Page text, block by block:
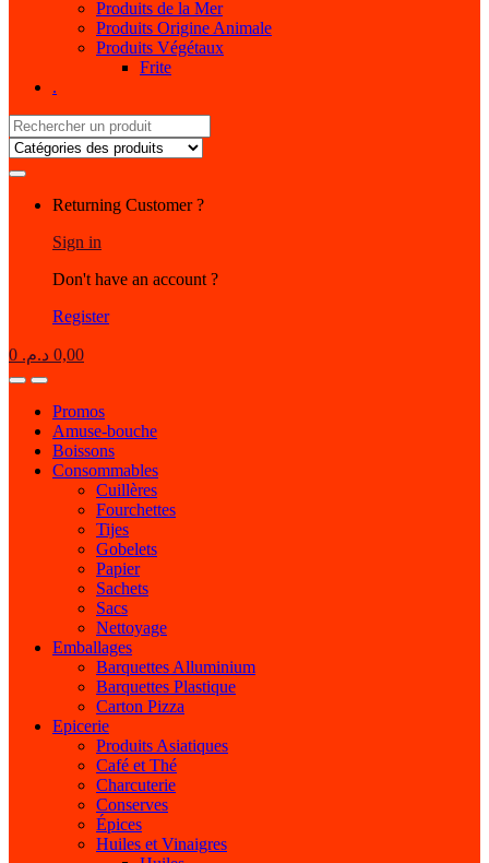
Produits de la Mer
Produits Origine Animale
Produits Végétaux
Frite
.
Search
for:
Returning Customer ?
Sign in
Don't have an account ?
Register
0 0,00 د.م.
OpenClose
Promos
Amuse-bouche
Boissons
Consommables
Cuillères
Fourchettes
Tijes
Gobelets
Papier
Sachets
Sacs
Nettoyage
Emballages
Barquettes Alluminium
Barquettes Plastique
Carton Pizza
Epicerie
Produits Asiatiques
Café et Thé
Charcuterie
Conserves
Épices
Huiles et Vinaigres